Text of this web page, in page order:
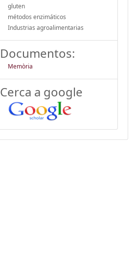
gluten
métodos enzimáticos
Industrias agroalimentarias
Documentos:
Memòria
Cerca a google